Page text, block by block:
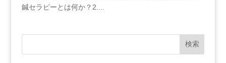
鍼セラピーとは何か？2....
検索